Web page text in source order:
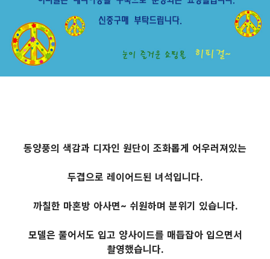
동양풍의 색감과 디자인 원단이 조화롭게 어우러져있는
두겹으로 레이어드된 녀석입니다.
까칠한 마혼방 아사면~ 쉬원하며 분위기 있습니다.
모델은 풀어서도 입고 양사이드를 매듭잡아 입으면서
촬영했습니다.